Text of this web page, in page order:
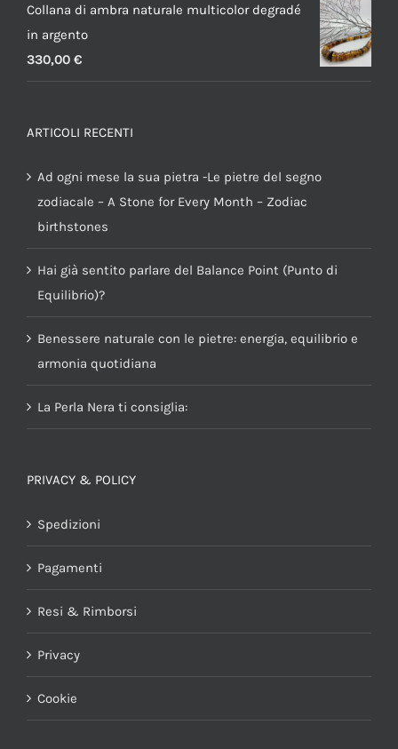
Collana di ambra naturale multicolor degradé
in argento
330,00 €
ARTICOLI RECENTI
Ad ogni mese la sua pietra -Le pietre del segno
zodiacale – A Stone for Every Month – Zodiac
birthstones
Hai già sentito parlare del Balance Point (Punto di
Equilibrio)?
Benessere naturale con le pietre: energia, equilibrio e
armonia quotidiana
La Perla Nera ti consiglia:
PRIVACY & POLICY
Spedizioni
Pagamenti
Resi & Rimborsi
Privacy
Cookie